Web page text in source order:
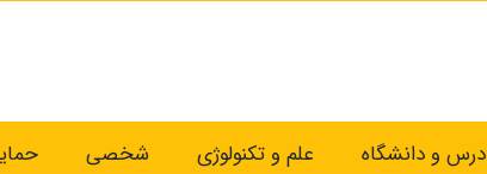
درس و دانشگاه علم و تکنولوژی شخصی